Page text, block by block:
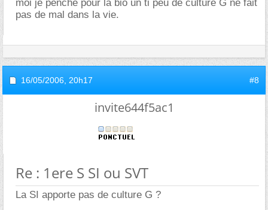
moi je penche pour la bio un ti peu de culture G ne fait
pas de mal dans la vie.
16/05/2006, 20h17 #8
invite644f5ac1
Re : 1ere S SI ou SVT
La SI apporte pas de culture G ?